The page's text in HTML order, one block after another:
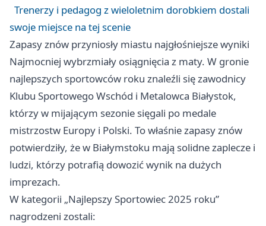
Trenerzy i pedagog z wieloletnim dorobkiem dostali
swoje miejsce na tej scenie
Zapasy znów przyniosły miastu najgłośniejsze wyniki
Najmocniej wybrzmiały osiągnięcia z maty. W gronie
najlepszych sportowców roku znaleźli się zawodnicy
Klubu Sportowego Wschód i Metalowca Białystok,
którzy w mijającym sezonie sięgali po medale
mistrzostw Europy i Polski. To właśnie zapasy znów
potwierdziły, że w Białymstoku mają solidne zaplecze i
ludzi, którzy potrafią dowozić wynik na dużych
imprezach.
W kategorii „Najlepszy Sportowiec 2025 roku”
nagrodzeni zostali: